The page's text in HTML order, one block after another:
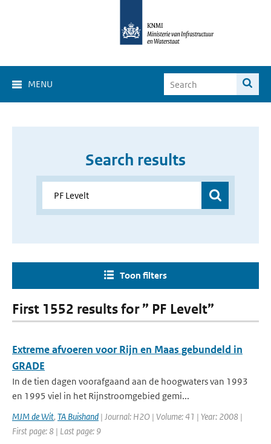
MENU
Search results
Toon filters
First 1552 results for ” PF Levelt”
Extreme afvoeren voor Rijn en Maas gebundeld in
GRADE
In de tien dagen voorafgaand aan de hoogwaters van 1993
en 1995 viel in het Rijnstroomgebied gemi...
MJM de Wit, TA Buishand | Journal: H2O | Volume: 41 | Year: 2008 |
First page: 8 | Last page: 9